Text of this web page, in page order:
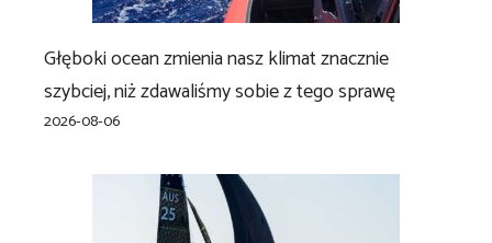
Głęboki ocean zmienia nasz klimat znacznie
szybciej, niż zdawaliśmy sobie z tego sprawę
2026-08-06